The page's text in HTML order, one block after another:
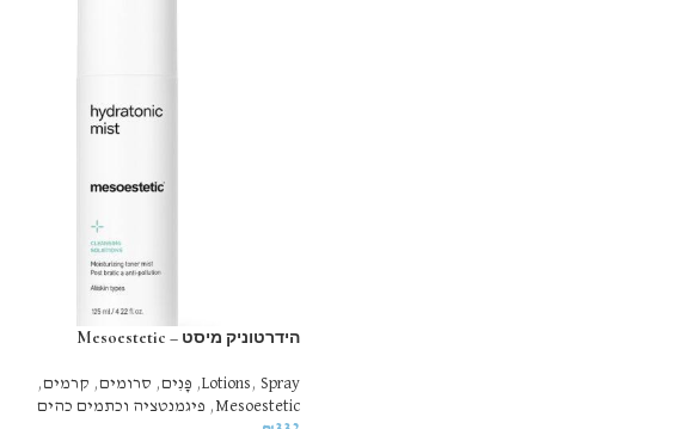
הידרטוניק מיסט – Mesoestetic
Lotions , Spray
, פָּנִים, סרומים, קרמים,
Mesoestetic
, פיגמנטציה וכתמים כהים